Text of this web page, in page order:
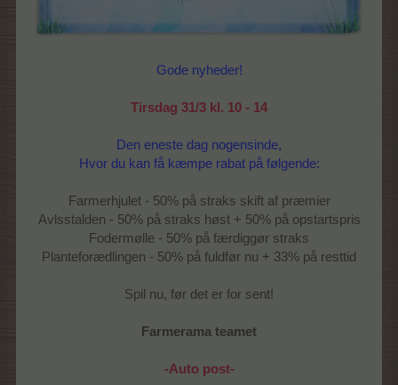
Gode nyheder!
Tirsdag 31/3 kl. 10 - 14
Den eneste dag nogensinde,
Hvor du kan få kæmpe rabat på følgende:
Farmerhjulet - 50% på straks skift af præmier
Avlsstalden - 50% på straks høst + 50% på opstartspris
Fodermølle - 50% på færdiggør straks
Planteforædlingen - 50% på fuldfør nu + 33% på resttid
Spil nu, før det er for sent!
Farmerama teamet
-Auto post-